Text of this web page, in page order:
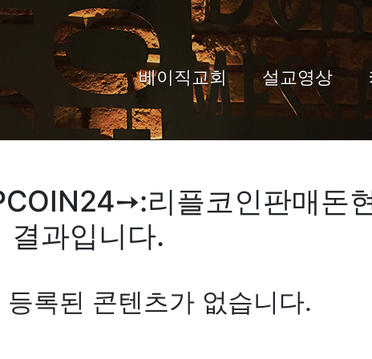
베이직교회 설교영상
리플코인판매돈
결과입니다.
등록된 콘텐츠가 없습니다.